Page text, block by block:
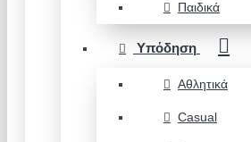
Παιδικά
Υπόδηση
Αθλητικά
Casual